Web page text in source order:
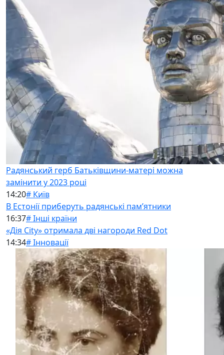
Радянський герб Батьківщини-матері можна
замінити у 2023 році
14:20# Київ
В Естонії приберуть радянські памʼятники
16:37# Інші країни
«Дія City» отримала дві нагороди Red Dot
14:34# Інновації